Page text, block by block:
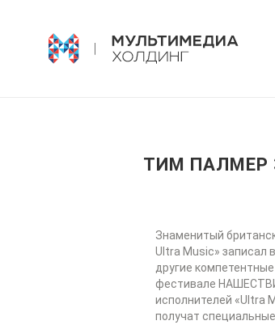
ТИМ ПАЛМЕР
Знаменитый
Ultra Music» записал
другие
фестивале
исполнителей «Ultra
получат